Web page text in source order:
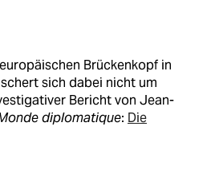
Brückenkopf in
sich dabei nicht um
Bericht von Jean-
diplomatique: Die